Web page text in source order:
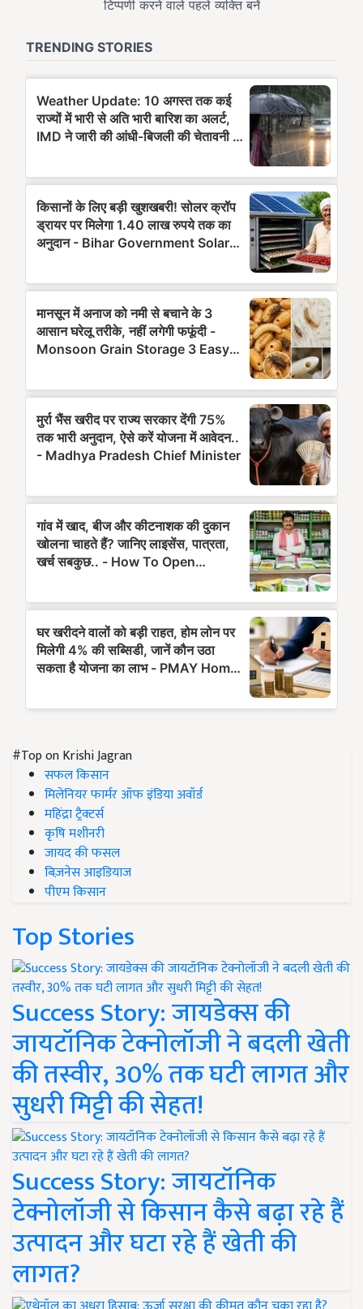
#Top on Krishi Jagran
सफल किसान
मिलेनियर फार्मर ऑफ इंडिया अवॉर्ड
महिंद्रा ट्रैक्टर्स
कृषि मशीनरी
जायद की फसल
बिज़नेस आइडियाज
पीएम किसान
Top Stories
Success Story: जायडेक्स की
जायटॉनिक टेक्नोलॉजी ने बदली खेती
की तस्वीर, 30% तक घटी लागत और
सुधरी मिट्टी की सेहत!
Success Story: जायटॉनिक
टेक्नोलॉजी से किसान कैसे बढ़ा रहे हैं
उत्पादन और घटा रहे हैं खेती की
लागत?